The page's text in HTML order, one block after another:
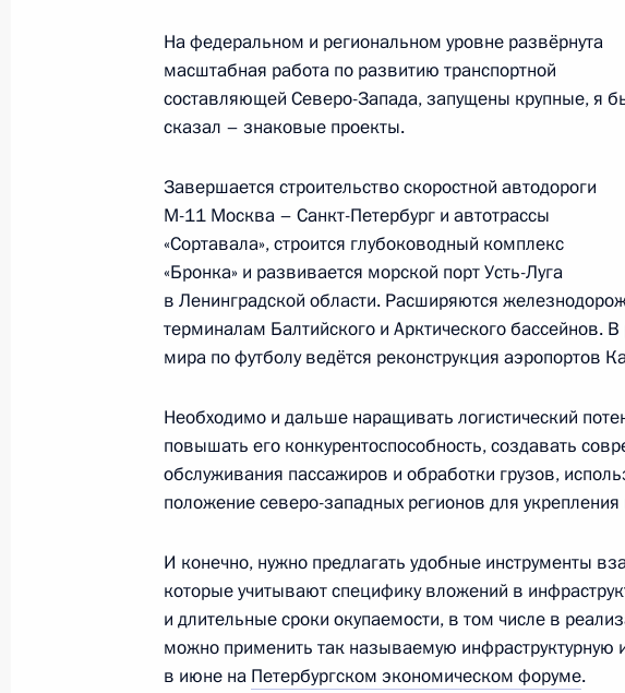
Заседание президиума Государственного совета
17 августа 2015 года, 15:30
Встреча с военнослужащими Военно-
26 июля 2026 года
Разделы сайта
Президента
России
Видео и фото
Документы
Контакты
Поиск
Информационные
ресурсы
Президента России
Президент России
Текущий ресурс
Конституция России
Государственная
символика
Обратиться к Президенту
Rutube
YouTube
На федеральном и региональном уровне развёрнута
масштабная работа по развитию транспортной
составляющей Северо-Запада, запущены крупные, я
сказал – знаковые проекты.
Завершается строительство скоростной автодороги
М-11 Москва – Санкт-Петербург и автотрассы
«Сортавала», строится глубоководный комплекс
«Бронка» и развивается морской порт Усть-Луга
в Ленинградской области. Расширяются
терминалам Балтийского и Арктического бассейнов.
мира по футболу ведётся реконструкция аэропортов
Необходимо и дальше наращивать логистический
повышать его конкурентоспособность, создавать
обслуживания пассажиров и обработки грузов,
положение северо-западных регионов для
И конечно, нужно предлагать удобные инструменты
которые учитывают специфику вложений в
и длительные сроки окупаемости, в том числе в
можно применить так называемую инфраструктурную
в июне на Петербургском экономическом форуме.